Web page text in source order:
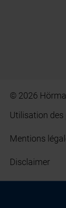
© 2026
Utilisation des
Mentions
Disclaimer